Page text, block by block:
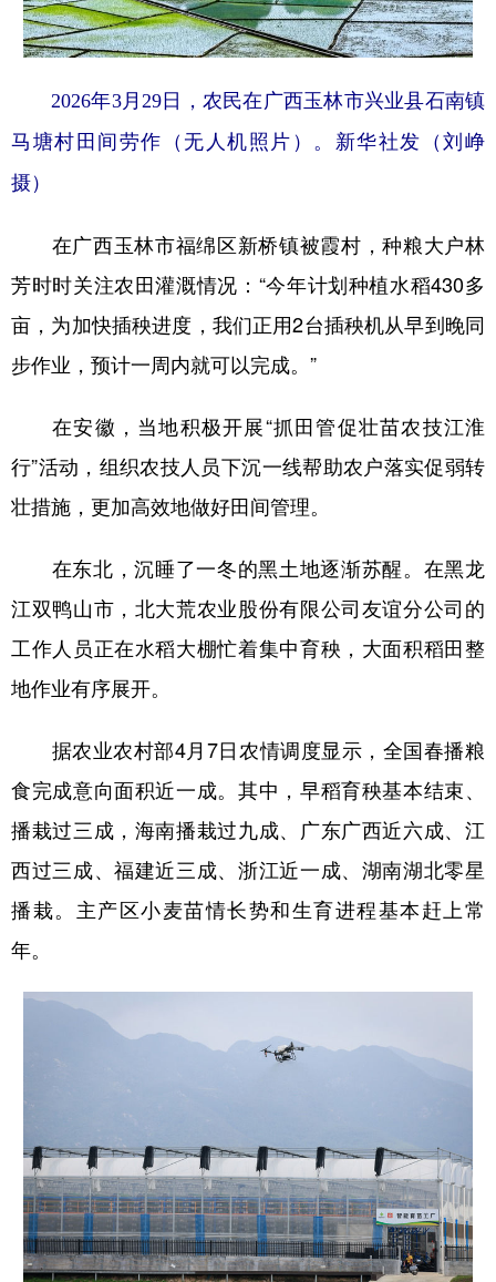
2026年3月29日，农民在广西玉林市兴业县石南镇
马塘村田间劳作（无人机照片）。新华社发（刘峥
摄）
在广西玉林市福绵区新桥镇被霞村，种粮大户林
芳时时关注农田灌溉情况：“今年计划种植水稻430多
亩，为加快插秧进度，我们正用2台插秧机从早到晚同
步作业，预计一周内就可以完成。”
在安徽，当地积极开展“抓田管促壮苗农技江淮
行”活动，组织农技人员下沉一线帮助农户落实促弱转
壮措施，更加高效地做好田间管理。
在东北，沉睡了一冬的黑土地逐渐苏醒。在黑龙
江双鸭山市，北大荒农业股份有限公司友谊分公司的
工作人员正在水稻大棚忙着集中育秧，大面积稻田整
地作业有序展开。
据农业农村部4月7日农情调度显示，全国春播粮
食完成意向面积近一成。其中，早稻育秧基本结束、
播栽过三成，海南播栽过九成、广东广西近六成、江
西过三成、福建近三成、浙江近一成、湖南湖北零星
播栽。主产区小麦苗情长势和生育进程基本赶上常
年。